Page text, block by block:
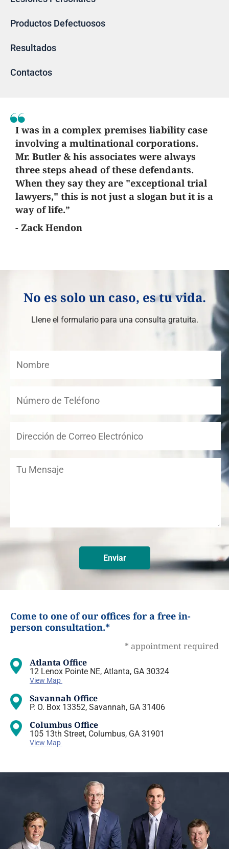
Productos Defectuosos
Resultados
Contactos
I was in a complex premises liability case
involving a multinational corporations.
Mr. Butler & his associates were always
three steps ahead of these defendants.
When they say they are "exceptional trial
lawyers," this is not just a slogan but it is a
way of life.”
- Zack Hendon
No es solo un caso, es tu vida.
Llene el formulario para una consulta gratuita.
Come to one of our offices for a free in-
person consultation.*
* appointment required
Atlanta Office
12 Lenox Pointe NE, Atlanta, GA 30324
View Map
Savannah Office
P. O. Box 13352, Savannah, GA 31406
Columbus Office
105 13th Street, Columbus, GA 31901
View Map